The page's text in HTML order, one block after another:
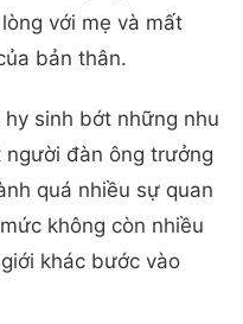
với mẹ và mất
bản thân.
sinh bớt những nhu
đàn ông trưởng
quá nhiều sự quan
không còn nhiều
khác bước vào